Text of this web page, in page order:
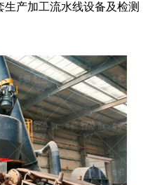
生产加工流水线设备及检测